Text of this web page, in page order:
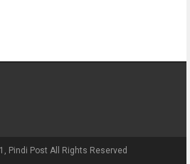
Pindi Post All Rights Reserved.